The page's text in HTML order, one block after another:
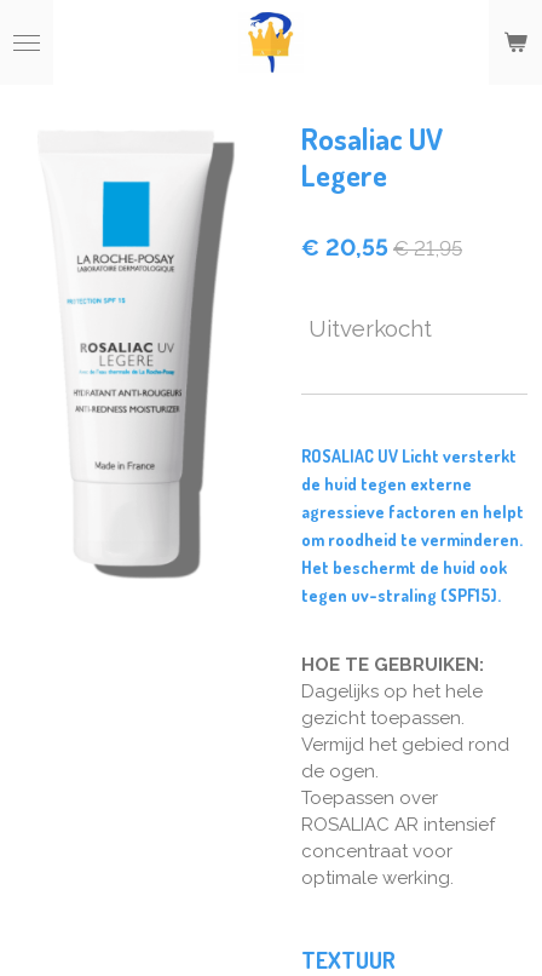
direct
Rosaliac UV
Legere
€ 20,55 € 21,95
Uitverkocht
ROSALIAC UV Licht versterkt
de huid tegen externe
agressieve factoren en helpt
om roodheid te verminderen.
Het beschermt de huid ook
tegen uv-straling (SPF15).
HOE TE GEBRUIKEN:
Dagelijks op het hele
gezicht toepassen.
Vermijd het gebied rond
de ogen.
Toepassen over
ROSALIAC AR intensief
concentraat voor
optimale werking.
TEXTUUR